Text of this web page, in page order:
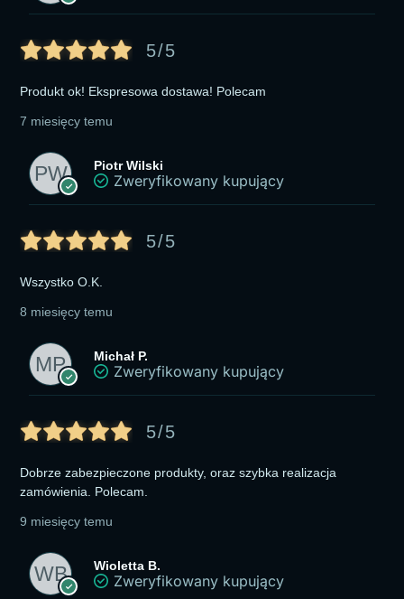
5/5
Produkt ok! Ekspresowa dostawa! Polecam
7 miesięcy temu
Piotr Wilski
Zweryfikowany kupujący
5/5
Wszystko O.K.
8 miesięcy temu
Michał P.
Zweryfikowany kupujący
5/5
Dobrze zabezpieczone produkty, oraz szybka realizacja
zamówienia. Polecam.
9 miesięcy temu
Wioletta B.
Zweryfikowany kupujący